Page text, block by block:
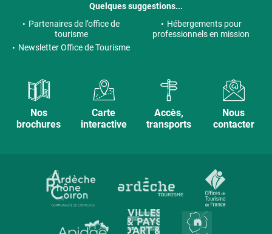
Quelques suggestions...
Partenaires de l’office de
tourisme
Hébergements pour
professionnels en mission
Newsletter Office de Tourisme
Nos
brochures
Carte
interactive
Accès,
transports
Nous
contacter